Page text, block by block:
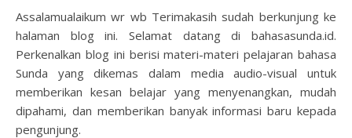
Assalamualaikum wr wb Terimakasih sudah berkunjung ke
halaman blog ini. Selamat datang di bahasasunda.id.
Perkenalkan blog ini berisi materi-materi pelajaran bahasa
Sunda yang dikemas dalam media audio-visual untuk
memberikan kesan belajar yang menyenangkan, mudah
dipahami, dan memberikan banyak informasi baru kepada
pengunjung.